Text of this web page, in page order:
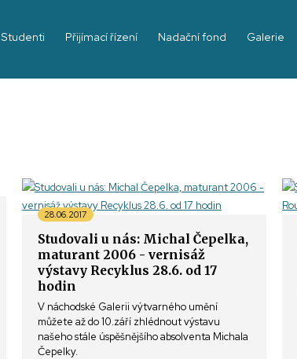
Studenti Přijímací řízení Nadační fond Galerie
Studovali u nás: Michal Čepelka,
maturant 2006 - vernisáž
výstavy Recyklus 28.6. od 17
hodin
28.06.2017
V náchodské Galerii výtvarného umění
můžete až do 10.září zhlédnout výstavu
našeho stále úspěšnějšího absolventa Michala
Čepelky.